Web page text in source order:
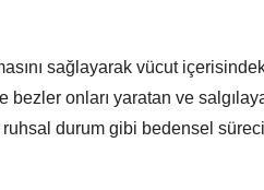
sağlayarak vücut
onları yaratan ve
durum gibi bedensel